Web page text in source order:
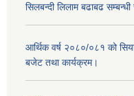
सिलबन्दी लिलाम बढाबढ
आर्थिक वर्ष २०८०/०८१ को
बजेट तथा कार्यक्रम।